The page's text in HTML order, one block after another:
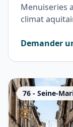
Menuiseries
climat
Demander
76 - Seine-